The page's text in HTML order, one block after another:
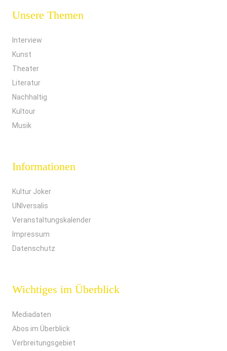
Unsere Themen
Interview
Kunst
Theater
Literatur
Nachhaltig
Kultour
Musik
Informationen
Kultur Joker
UNIversalis
Veranstaltungskalender
Impressum
Datenschutz
Wichtiges im Überblick
Mediadaten
Abos im Überblick
Verbreitungsgebiet